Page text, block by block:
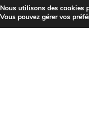
Nous utilisons des cookies
Vous pouvez gérer vos